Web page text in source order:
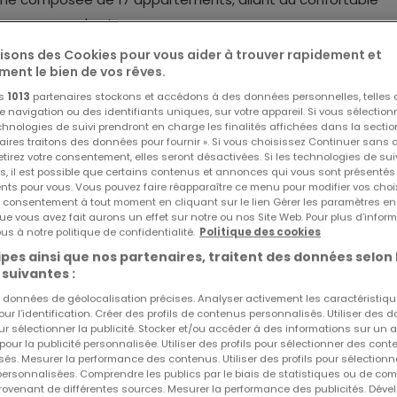
avec grandes terrasses.
vous puisque 12 appartements sur 17 sont d'ores et
confirmant l'attractivité du projet et la
SERENIA a été pensée pour offrir un cadre
à des matériaux soigneusement sélectionnés et
raffiné et intemporel.
naturelle exceptionnelle et mettent en valeur des
d'une clientèle exigeante.
optimisée privilégiant le confort, la fonctionnalité et le
RéfatHome
des Cookies pour vous aider à trouver rapidement et
le bien de vos rêves.
1013 partenaires stockons et accédons à des données personnelles, telles
navigation ou des identifiants uniques, sur votre appareil. Si vous
de suivi prendront en charge les finalités affichées dans la
traitons des données pour fournir ». Si vous choisissez Continuer sans
votre consentement, elles seront désactivées. Si les technologies de
il est possible que certains contenus et annonces qui vous sont
pour vous. Vous pouvez faire réapparaître ce menu pour modifier vos
consentement à tout moment en cliquant sur le lien Gérer les paramètres
vous avez fait aurons un effet sur notre ou nos Site Web. Pour plus
à notre politique de confidentialité. Politique des cookies
ainsi que nos partenaires, traitent des données selon
:
données de géolocalisation précises. Analyser activement les
l’identification. Créer des profils de contenus personnalisés. Utiliser des
sélectionner la publicité. Stocker et/ou accéder à des informations sur un
la publicité personnalisée. Utiliser des profils pour sélectionner des
Mesurer la performance des contenus. Utiliser des profils pour
Comprendre les publics par le biais de statistiques ou de
de différentes sources. Mesurer la performance des publicités.